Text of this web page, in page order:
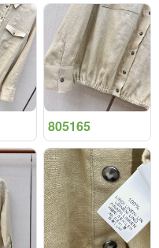
805165